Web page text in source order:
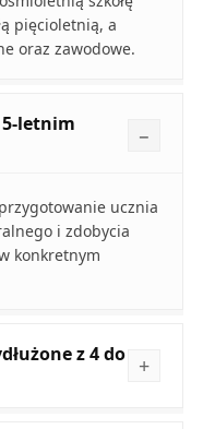
pięcioletnią, a
oraz zawodowe.
5-letnim
ucznia
i zdobycia
konkretnym
z 4 do